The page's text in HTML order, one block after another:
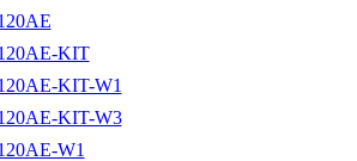
KIT
KIT-W1
KIT-W3
W1